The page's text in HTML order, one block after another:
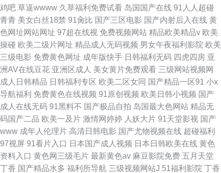
鸡吧 草逼wwww 久草福利免费试看 岛国国产在线 91人人超碰
青青 美女白丝18禁 91肏比 国产三区电影 国产内射后入在线 黄
色网址网站网址 97超在线视 免费视频网站 精品欧美精品v 欧美
操碰 欧美二级片网址 精品成人无码视频 男女午夜福利影院 欧美
三级电影 免费黄色网址 成年版快手 日韩福利无码 四虎四房 亚
洲AV在线豆花 亚洲区成人 美女黄片免费观看 三级网站视频网
成人日韩精品 日韩福利专区 欧美二区女同 国产精品一区91 小x
导航福利 免费黄色在线视频 91原创视频 欧美日韩小视频 国产
成人在线无码 91黑料不 国产极品自拍 岛国最大色网站 精品无
码国产二品 欧美一及片 激情网婷婷 人妖大片 91天堂影视 国产
www 成年人伦理片 高清日韩电影 国产尤物视频在线 超碰福利
97视屏 91看片入口 日本国产成人视频 日本日韩欧美在线 黄色
资料入口 黄色网三级毛片 最新黄色av 麻豆影院免费 五月天堂
丁香 国产精品水多 福利所导航 三级视频网站J 51福利影院 丁香